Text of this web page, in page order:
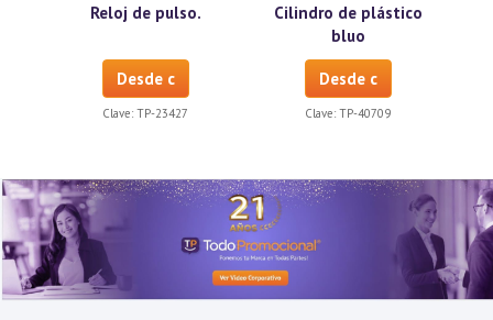
Reloj de pulso.
Desde c
Clave: TP-23427
Cilindro de plástico
bluo
Desde c
Clave: TP-40709